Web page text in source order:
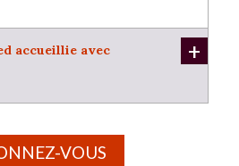
accueillie avec
+
VOUS